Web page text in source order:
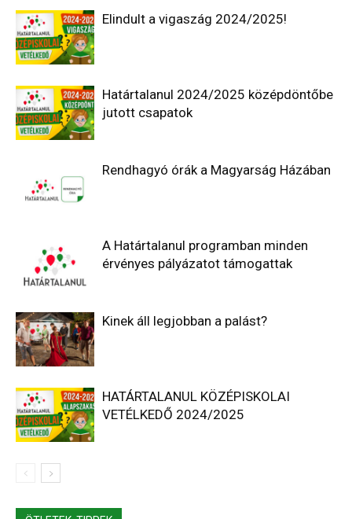
Elindult a vigaszág 2024/2025!
Határtalanul 2024/2025 középdöntőbe
jutott csapatok
Rendhagyó órák a Magyarság Házában
A Határtalanul programban minden
érvényes pályázatot támogattak
Kinek áll legjobban a palást?
HATÁRTALANUL KÖZÉPISKOLAI
VETÉLKEDŐ 2024/2025